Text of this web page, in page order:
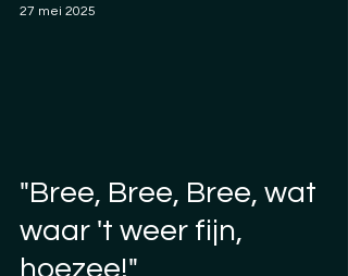
"Bree, Bree, Bree, wat
waar 't weer fijn,
hoezee!"
27 mei 2025